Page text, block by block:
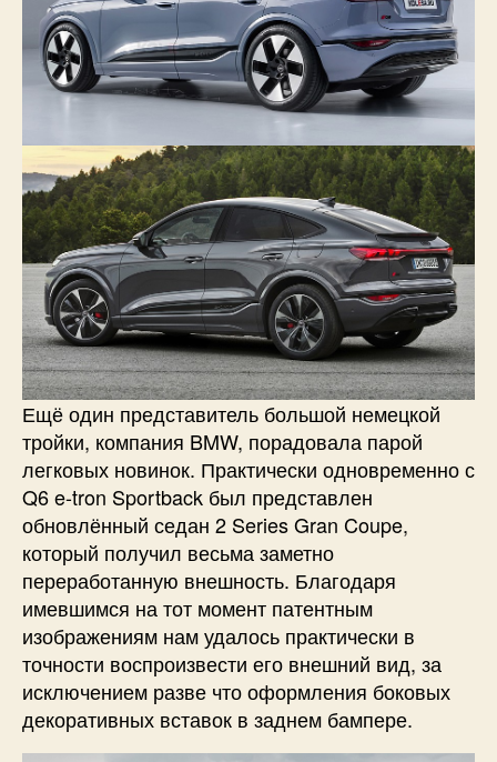
Ещё один представитель большой немецкой
тройки, компания BMW, порадовала парой
легковых новинок. Практически одновременно с
Q6 e-tron Sportback был представлен
обновлённый седан 2 Series Gran Coup e,
который получил весьма заметно
переработанную внешность. Благодаря
имевшимся на тот момент патентным
изображениям нам удалось практически в
точности воспроизвести его внешний вид, за
исключением разве что оформления боковых
декоративных вставок в заднем бампере.